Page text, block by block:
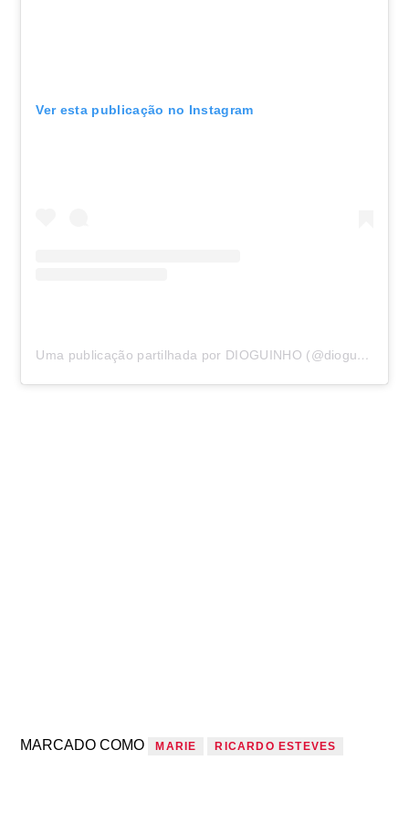
Ver esta publicação no Instagram
Uma publicação partilhada por DIOGUINHO (@dioguinhoblog)
MARCADO COMO MARIE RICARDO ESTEVES